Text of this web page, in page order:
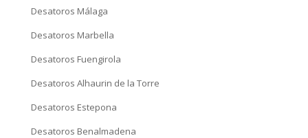
Desatoros Málaga
Desatoros Marbella
Desatoros Fuengirola
Desatoros Alhaurin de la Torre
Desatoros Estepona
Desatoros Benalmadena